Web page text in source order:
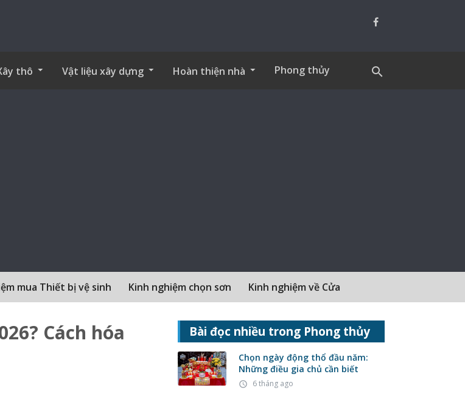
thô Vật liệu xây dựng Hoàn thiện nhà Phong thủy search
mua Thiết bị vệ sinh Kinh nghiệm chọn sơn Kinh nghiệm về Cửa
Cách hóa
Bài đọc nhiều trong Phong thủy
Chọn ngày động thổ đầu năm:
Những điều gia chủ cần biết
access_time 6 tháng ago